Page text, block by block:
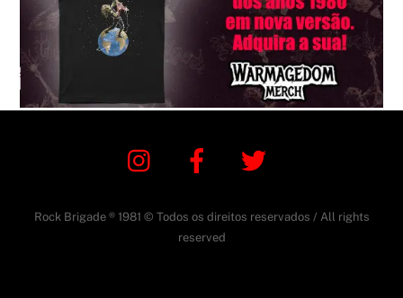
Instagram Facebook
Rock Brigade ® 1981 © Todos os direitos reservados / All rights
reserved